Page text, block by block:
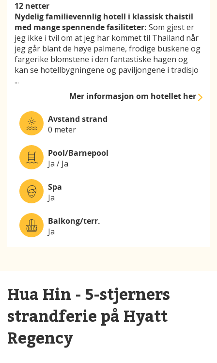
12 netter
Nydelig familievennlig hotell i klassisk thaistil
med mange spennende fasiliteter: Som gjest er
jeg ikke i tvil om at jeg har kommet til Thailand når
jeg går blant de høye palmene, frodige buskene og
fargerike blomstene i den fantastiske hagen og
kan se hotellbygningene og paviljongene i tradisjo
...
Mer informasjonom hotellet her
Avstand strand
0 meter
Pool/Barnepool
Ja / Ja
Spa
Ja
Balkong/terr.
Ja
Hua Hin - 5-stjerners
strandferie på Hyatt
Regency